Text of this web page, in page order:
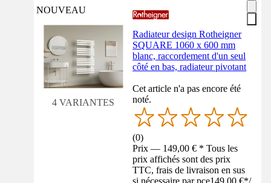
NOUVEAU
4 VARIANTES
Radiateur design Rotheigner
SQUARE 1060 x 600 mm
blanc, raccordement d'un seul
côté en bas, radiateur pivotant
Cet article n'a pas encore été
noté.
(0)
Prix — 149,00 € * Tous les
prix affichés sont des prix
TTC, frais de livraison en sus